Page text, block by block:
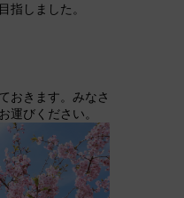
指しました。
おきます。みなさ
運びください。